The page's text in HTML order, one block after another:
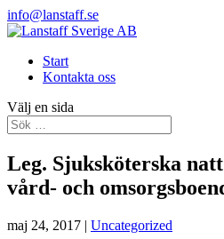
info@lanstaff.se
Start
Kontakta oss
Välj en sida
Leg. Sjuksköterska
vård- och
maj 24, 2017 | Uncategorized